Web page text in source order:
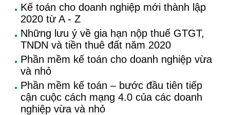
Kế toán cho doanh nghiệp mới thành lập
2020 từ A - Z
Những lưu ý về gia hạn nộp thuế GTGT,
TNDN và tiền thuê đất năm 2020
Phần mềm kế toán cho doanh nghiệp vừa
và nhỏ
Phần mềm kế toán – bước đầu tiên tiếp
cận cuộc cách mạng 4.0 của các doanh
nghiệp vừa và nhỏ